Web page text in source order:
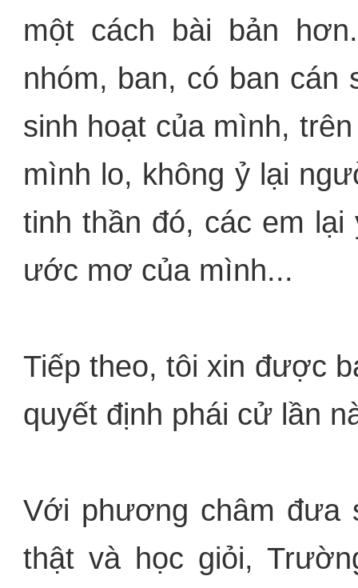
một cách bài bản
nhóm, ban, có ban cán
sinh hoạt của mình,
mình lo, không ỷ lại
tinh thần đó, các em
ước mơ của mình...
Tiếp theo, tôi xin được
quyết định phái cử lần
Với phương châm đưa
thật và học giỏi,